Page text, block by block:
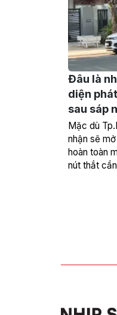
Đâu là
diện
sau sáp
Mặc dù
nhận sẽ
hoàn toàn
nút thắt